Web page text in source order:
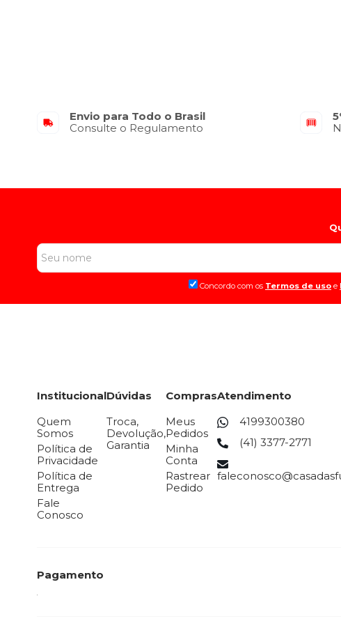
Envio para Todo o Brasil
Consulte o Regulamento
Concordo com os Termos de uso e
Institucional
Quem
Somos
Política de
Privacidade
Política de
Entrega
Fale
Conosco
Dúvidas
Troca,
Devolução,
Garantia
Compras
Meus
Pedidos
Minha
Conta
Rastrear
Pedido
Atendimento
4199300380
(41) 3377-2771
Pagamento